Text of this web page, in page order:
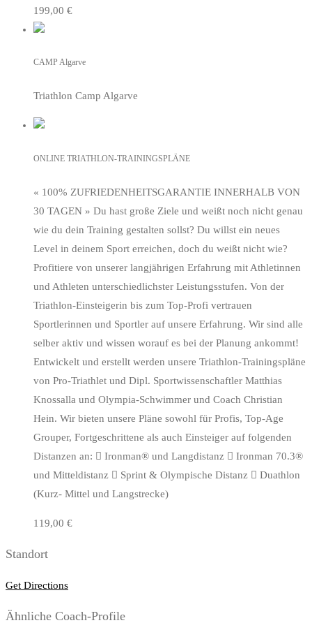
199,00 €
CAMP Algarve
Triathlon Camp Algarve
ONLINE TRIATHLON-TRAININGSPLÄNE
« 100% ZUFRIEDENHEITSGARANTIE INNERHALB VON
30 TAGEN » Du hast große Ziele und weißt noch nicht genau
wie du dein Training gestalten sollst? Du willst ein neues
Level in deinem Sport erreichen, doch du weißt nicht wie?
Profitiere von unserer langjährigen Erfahrung mit Athletinnen
und Athleten unterschiedlichster Leistungsstufen. Von der
Triathlon-Einsteigerin bis zum Top-Profi vertrauen
Sportlerinnen und Sportler auf unsere Erfahrung. Wir sind alle
selber aktiv und wissen worauf es bei der Planung ankommt!
Entwickelt und erstellt werden unsere Triathlon-Trainingspläne
von Pro-Triathlet und Dipl. Sportwissenschaftler Matthias
Knossalla und Olympia-Schwimmer und Coach Christian
Hein. Wir bieten unsere Pläne sowohl für Profis, Top-Age
Grouper, Fortgeschrittene als auch Einsteiger auf folgenden
Distanzen an:  Ironman® und Langdistanz  Ironman 70.3®
und Mitteldistanz  Sprint & Olympische Distanz  Duathlon
(Kurz- Mittel und Langstrecke)
119,00 €
Standort
Get Directions
Ähnliche Coach-Profile